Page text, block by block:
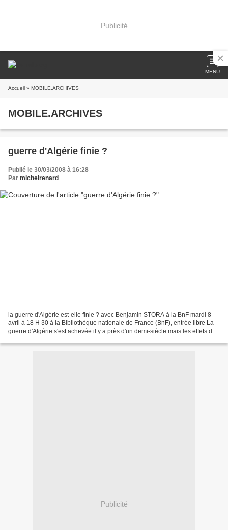
Publicité
MENU
Accueil » MOBILE.ARCHIVES
MOBILE.ARCHIVES
guerre d'Algérie finie ?
Publié le 30/03/2008 à 16:28
Par michelrenard
la guerre d'Algérie est-elle finie ? avec Benjamin STORA à la BnF mardi 8
avril à 18 H 30 à la Bibliothèque nationale de France (BnF), entrée libre La
guerre d'Algérie s'est achevée il y a près d'un demi-siècle mais les effets de
Publicité